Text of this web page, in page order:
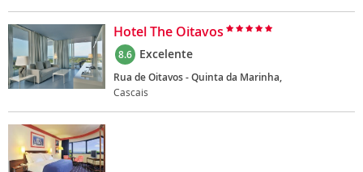
Hotel The Oitavos
8.6 Excelente
Rua de Oitavos - Quinta da Marinha,
Cascais